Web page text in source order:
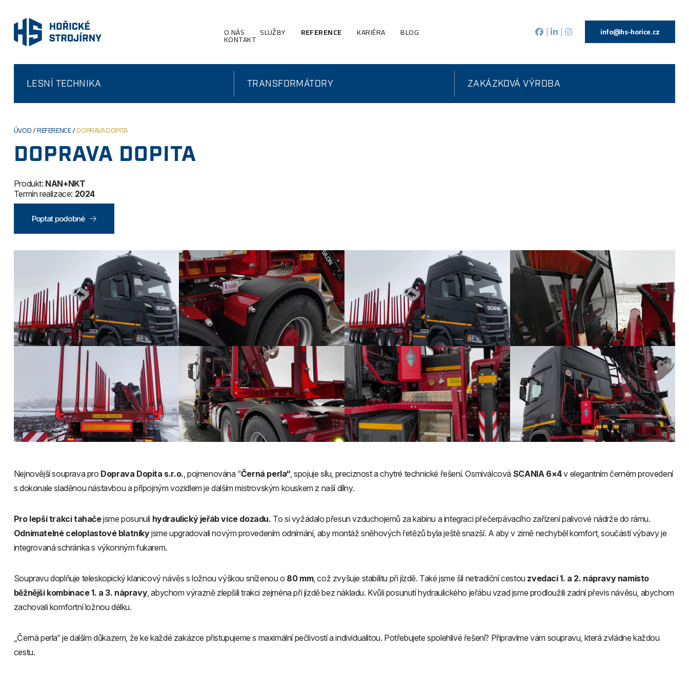
O NÁS SLUŽBY REFERENCE KARIÉRA BLOG
KONTAKT
info@hs-horice.cz
LESNÍ TECHNIKA TRANSFORMÁTORY ZAKÁZKOVÁ VÝROBA
ÚVOD/REFERENCE/DOPRAVA DOPITA
DOPRAVA DOPITA
Produkt: NAN+NKT
Termín realizace: 2024
Poptat podobné
Nejnovější souprava pro Doprava Dopita s.r.o., pojmenována “Černá perla“, spojuje sílu, preciznost a chytré technické řešení. Osmiválcová SCANIA 6×4v elegantním černém provedení
s dokonale sladěnou nástavbou a přípojným vozidlem je dalším mistrovským kouskem z naší dílny.
Pro lepší trakci tahačejsme posunuli hydraulický jeřáb více dozadu. To si vyžádalo přesun vzduchojemů za kabinu a integraci přečerpávacího zařízení palivové nádrže do rámu.
Odnímatelné celoplastové blatníkyjsme upgradovali novým provedením odnímání, aby montáž sněhových řetězů byla ještě snazší. A aby v zimě nechyběl komfort, součástí výbavy je
integrovaná schránka s výkonným fukarem.
Soupravu doplňuje teleskopický klanicový návěs s ložnou výškou sníženou o 80 mm, což zvyšuje stabilitu při jízdě. Také jsme šli netradiční cestou zvedací 1. a 2. nápravy namísto
běžnější kombinace 1. a 3. nápravy, abychom výrazně zlepšili trakci zejména při jízdě bez nákladu. Kvůli posunutí hydraulického jeřábu vzad jsme prodloužili zadní převis návěsu, abychom
zachovali komfortní ložnou délku.
„Černá perla“ je dalším důkazem, že ke každé zakázce přistupujeme s maximální pečlivostí a individualitou. Potřebujete spolehlivé řešení? Připravíme vám soupravu, která zvládne každou
cestu.